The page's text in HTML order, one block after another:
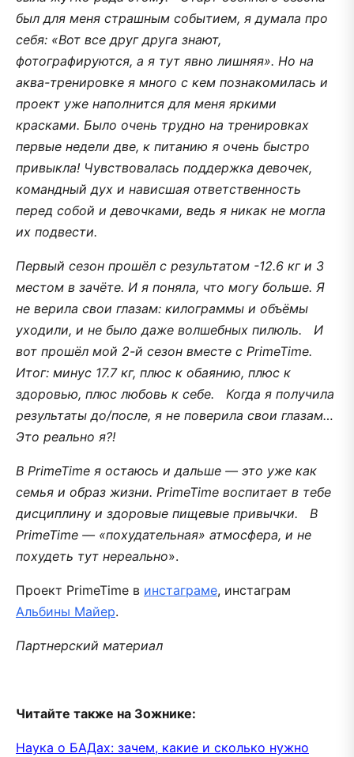
был для меня страшным событием, я думала про
себя: «Вот все друг друга знают,
фотографируются, а я тут явно лишняя». Но на
аква-тренировке я много с кем познакомилась и
проект уже наполнится для меня яркими
красками. Было очень трудно на тренировках
первые недели две, к питанию я очень быстро
привыкла! Чувствовалась поддержка девочек,
командный дух и нависшая ответственность
перед собой и девочками, ведь я никак не могла
их подвести.
Первый сезон прошёл с результатом -12.6 кг и 3
местом в зачёте. И я поняла, что могу больше. Я
не верила свои глазам: килограммы и объёмы
уходили, и не было даже волшебных пилюль. И
вот прошёл мой 2-й сезон вместе с PrimeTime.
Итог: минус 17.7 кг, плюс к обаянию, плюс к
здоровью, плюс любовь к себе. Когда я получила
результаты до/после, я не поверила свои глазам…
Это реально я?!
В PrimeTime я остаюсь и дальше — это уже как
семья и образ жизни. PrimeTime воспитает в тебе
дисциплину и здоровые пищевые привычки. В
PrimeTime — «похудательная» атмосфера, и не
похудеть тут нереально».
Проект PrimeTime в инстаграме, инстаграм
Альбины Майер.
Партнерский материал
Читайте также на Зожнике:
Наука о БАДах: зачем, какие и сколько нужно